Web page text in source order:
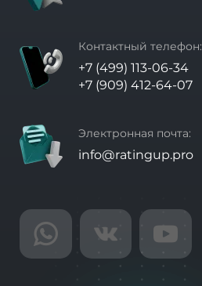
Контактный телефон:
+7 (499) 113-06-34
+7 (909) 412-64-07
Электронная почта:
info@ratingup.pro